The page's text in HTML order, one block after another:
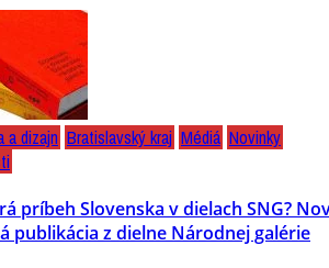
a dizajn Bratislavský kraj Médiá Novinky
príbeh Slovenska v dielach SNG?
publikácia z dielne Národnej galérie